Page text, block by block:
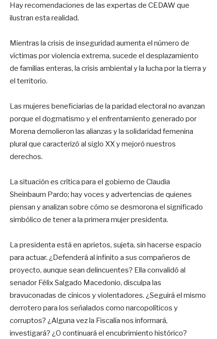
Hay recomendaciones de las expertas de CEDAW que
ilustran esta realidad.
Mientras la crisis de inseguridad aumenta el número de
víctimas por violencia extrema, sucede el desplazamiento
de familias enteras, la crisis ambiental y la lucha por la tierra y
el territorio.
Las mujeres beneficiarias de la paridad electoral no avanzan
porque el dogmatismo y el enfrentamiento generado por
Morena demolieron las alianzas y la solidaridad femenina
plural que caracterizó al siglo XX y mejoró nuestros
derechos.
La situación es crítica para el gobierno de Claudia
Sheinbaum Pardo; hay voces y advertencias de quienes
piensan y analizan sobre cómo se desmorona el significado
simbólico de tener a la primera mujer presidenta.
La presidenta está en aprietos, sujeta, sin hacerse espacio
para actuar. ¿Defenderá al infinito a sus compañeros de
proyecto, aunque sean delincuentes? Ella convalidó al
senador Félix Salgado Macedonio, disculpa las
bravuconadas de cínicos y violentadores. ¿Seguirá el mismo
derrotero para los señalados como narcopolíticos y
corruptos? ¿Alguna vez la Fiscalía nos informará,
investigará? ¿O continuará el encubrimiento histórico?